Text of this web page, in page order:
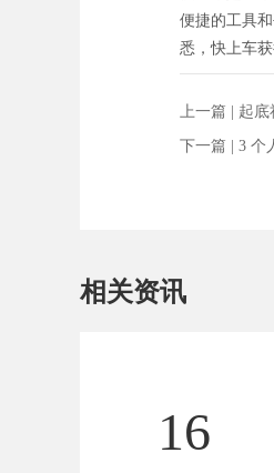
便捷的工具
悉，快上车
上一篇 | 起底
下一篇 | 3 个
相关资讯
16